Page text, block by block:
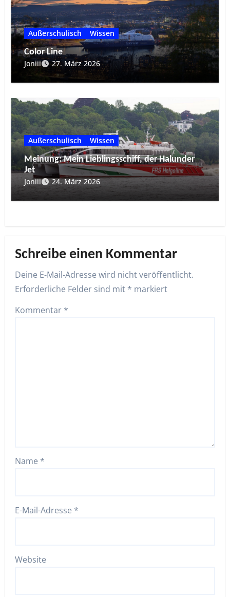
Außerschulisch
Wissen
Color Line
Joniii
27. März 2026
Außerschulisch
Wissen
Meinung: Mein Lieblingsschiff, der Halunder
Jet
Joniii
24. März 2026
Schreibe einen Kommentar
Deine E-Mail-Adresse wird nicht veröffentlicht.
Erforderliche Felder sind mit * markiert
Kommentar *
Name *
E-Mail-Adresse *
Website